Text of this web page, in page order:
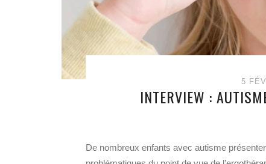
5
INTERVIEW :
De nombreux enfants avec autisme